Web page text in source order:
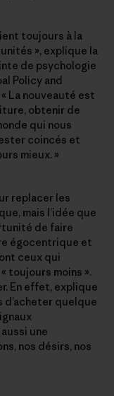
toujours à la
», explique la
de psychologie
Policy and
La nouveauté est
obtenir de
qui nous
coincés et
mieux. »
replacer les
mais l’idée que
de faire
égocentrique et
ceux qui
toujours moins ».
En effet, explique
d’acheter quelque
une
nos désirs, nos